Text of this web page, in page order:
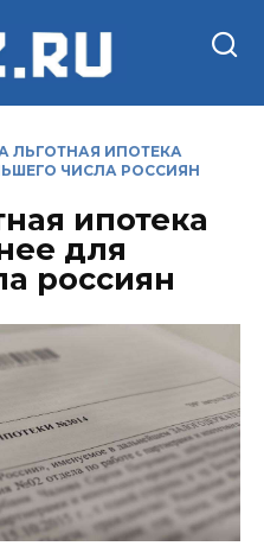
ЛЬГОТНАЯ ИПОТЕКА
ЧИСЛА РОССИЯН
ипотека
для
россиян